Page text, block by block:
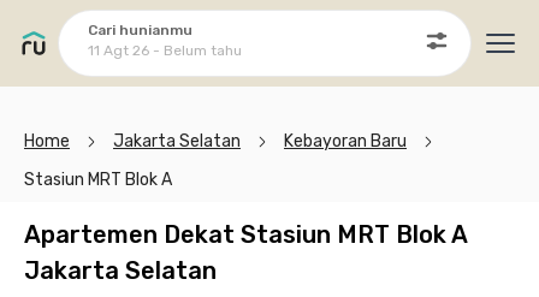
Cari hunianmu
11 Agt 26 - Belum tahu
Home Jakarta Selatan
Kebayoran Baru
Stasiun MRT Blok A
Apartemen Dekat Stasiun MRT Blok A
Jakarta Selatan